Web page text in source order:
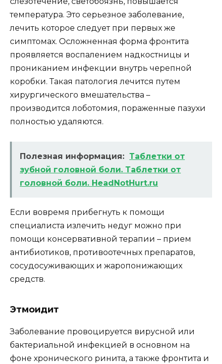
температура. Это серьезное заболевание,
лечить которое следует при первых же
симптомах. Осложненная форма фронтита
проявляется воспалением надкостницы и
прониканием инфекции внутрь черепной
коробки. Такая патология лечится путем
хирургического вмешательства –
производится лоботомия, пораженные пазухи
полностью удаляются.
Полезная информация: Таблетки от
зубной головной боли. Таблетки от
головной боли. HeadNotHurt.ru
Если вовремя прибегнуть к помощи
специалиста излечить недуг можно при
помощи консервативной терапии – прием
антибиотиков, противоотечных препаратов,
сосудосуживающих и жаропонижающих
средств.
Этмоидит
Заболевание провоцируется вирусной или
бактериальной инфекцией в основном на
фоне хронического ринита, а также фронтита и